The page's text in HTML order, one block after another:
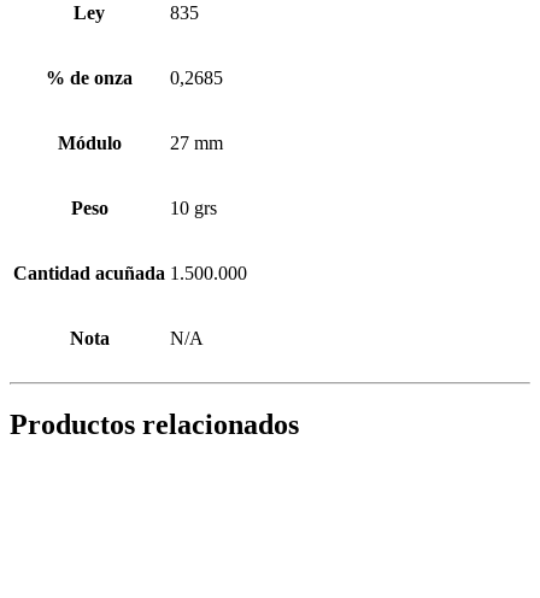
Ley 835
% de onza 0,2685
Módulo 27 mm
Peso 10 grs
Cantidad acuñada 1.500.000
Nota N/A
Productos relacionados